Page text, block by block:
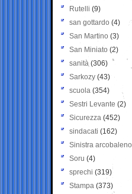
Rutelli (9)
san gottardo (4)
San Martino (3)
San Miniato (2)
sanità (306)
Sarkozy (43)
scuola (354)
Sestri Levante (2)
Sicurezza (452)
sindacati (162)
Sinistra arcobaleno
Soru (4)
sprechi (319)
Stampa (373)